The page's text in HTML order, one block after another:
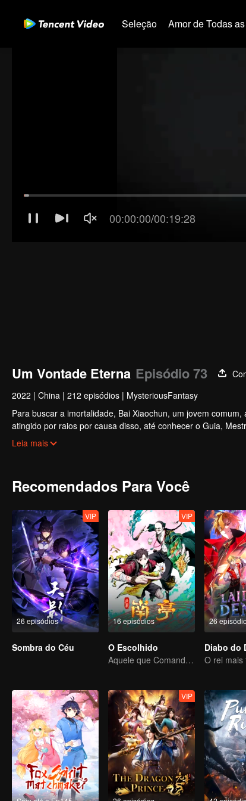
Seleção Amor de Todas
Um Vontade Eterna Episódio 73
2022 | China | 212 episódios | MysteriousFantasy
Para buscar a imortalidade, Bai Xiaochun, um jovem
atingido por raios por causa disso, até conhecer o Guia,
inúmeras tramas divertidas. Venha assistir para encher seu
Leia mais
Recomendados Para Você
26 episódios
VIP
Sombra do Céu
16 episódios
VIP
O Escolhido
Aquele que Comanda os Céus — Que Comece a Batalha!
26
VIP